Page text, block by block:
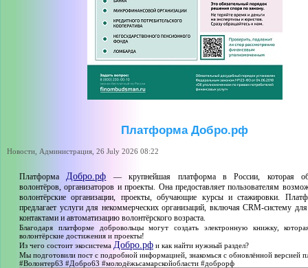
Платформа Добро.рф
Новости, Администрация, 26 July 2026 08:22
ПлатформаДобро.рф — крупнейшая платформа в России, которая
волонтёров, организаторов и проекты. Она предоставляет пользователям
волонтёрские организации, проекты, обучающие курсы и стажировки.
предлагает услуги для некоммерческих организаций, включая CRM-систему
контактами и автоматизацию волонтёрского возраста.
Благодаря платформе добровольцы могут создать электронную книжку,
волонтёрские достижения и проекты!
Из чего состоит экосистема Добро.рф и как найти нужный раздел?
Мы подготовили пост с подробной информацией, знакомься с обновлённой версией
#Волонтер63 #Добро63 #молодёжьсамарскойобласти #доброрф